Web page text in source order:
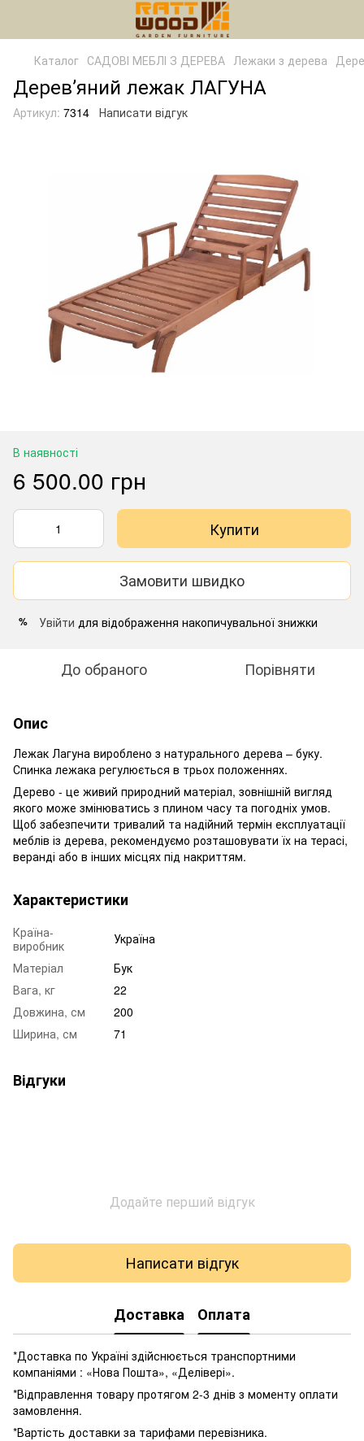
Каталог САДОВІ МЕБЛІ З ДЕРЕВА Лежаки з дерева
Деревʼяний лежак ЛАГУНА
Артикул: 7314 Написати відгук
В наявності
6 500.00 грн
Купити
Замовити швидко
% Увійти для відображення накопичувальної знижки
До обраного Порівняти
Опис
Лежак Лагуна вироблено з натурального дерева – буку.
Спинка лежака регулюється в трьох положеннях.
Дерево - це живий природний матеріал, зовнішній вигляд
якого може змінюватись з плином часу та погодніх умов.
Щоб забезпечити тривалий та надійний термін експлуатації
меблів із дерева, рекомендуємо розташовувати їх на терасі,
веранді або в інших місцях під накриттям.
Характеристики
Країна-
виробник
Україна
Матеріал
Бук
Вага, кг
22
Довжина, см
200
Ширина, см
71
Відгуки
Додайте перший відгук
Написати відгук
Доставка Оплата
*Доставка по Україні здійснюється транспортними
компаніями : «Нова Пошта», «Делівері».
*Відправлення товару протягом 2-3 днів з моменту оплати
замовлення.
*Вартість доставки за тарифами перевізника.